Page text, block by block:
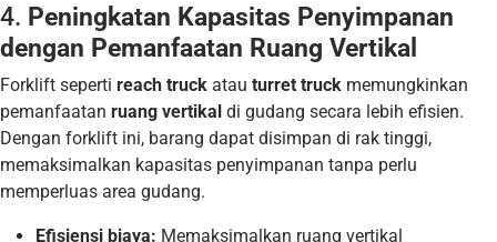
4. Peningkatan Kapasitas Penyimpanan
dengan Pemanfaatan Ruang Vertikal
Forklift seperti reach truck atau turret truck memungkinkan
pemanfaatan ruang vertikal di gudang secara lebih efisien.
Dengan forklift ini, barang dapat disimpan di rak tinggi,
memaksimalkan kapasitas penyimpanan tanpa perlu
memperluas area gudang.
Efisiensi biaya: Memaksimalkan ruang vertikal